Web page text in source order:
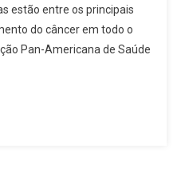
estão entre os principais
do câncer em todo o
Pan-Americana de Saúde